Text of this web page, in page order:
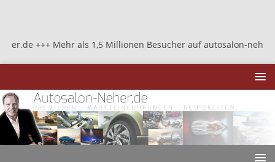
Mehr als 1,5 Millionen Besucher auf autosalon-neher.de